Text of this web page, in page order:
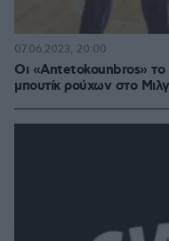
Οι «Antetokounbros» τo
μπουτίκ ρούχων στο
07.06.2023, 20:00